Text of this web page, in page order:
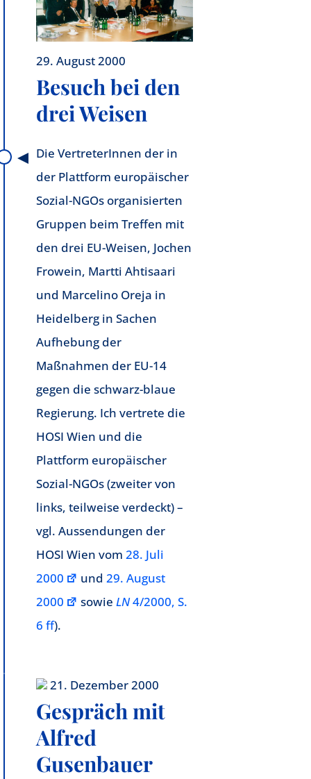
29. August 2000
Besuch bei den
drei Weisen
Die VertreterInnen der in
der Plattform europäischer
Sozial-NGOs organisierten
Gruppen beim Treffen mit
den drei EU-Weisen, Jochen
Frowein, Martti Ahtisaari
und Marcelino Oreja in
Heidelberg in Sachen
Aufhebung der
Maßnahmen der EU-14
gegen die schwarz-blaue
Regierung. Ich vertrete die
HOSI Wien und die
Plattform europäischer
Sozial-NGOs (zweiter von
links, teilweise verdeckt) –
vgl. Aussendungen der
HOSI Wien vom 28. Juli
2000
und29. August
2000
sowieLN4/2000, S.
6 ff).
21. Dezember 2000
Gespräch mit
Alfred
Gusenbauer